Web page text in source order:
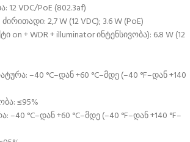
VDC/PoE (802.3af)
2,7 W (12 VDC); 3.6 W (PoE)
on + WDR + illuminator ინტენსივობა): 6.8 W (12
–40 °C–დან +60 °C–მდე (–40 °F–დან +140
≤95%
–40 °C–დან +60 °C–მდე (–40 °F–დან +140 °F–